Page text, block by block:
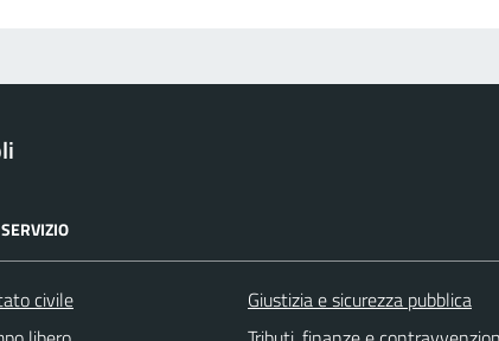
civile
Giustizia e sicurezza pubblica